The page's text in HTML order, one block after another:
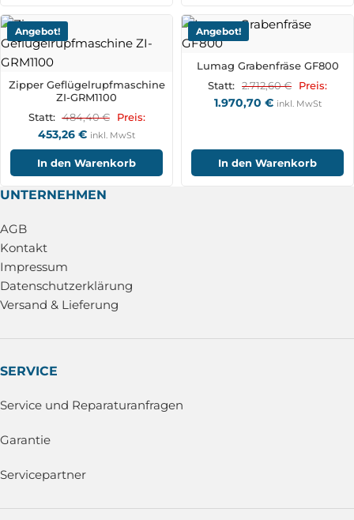
Angebot!
Zipper Geflügelrupfmaschine
ZI-GRM1100
Statt: 484,40€ Preis:
453,26 € inkl. MwSt
In den Warenkorb
Angebot!
Lumag Grabenfräse GF800
Statt: 2.712,60€ Preis:
1.970,70 € inkl. MwSt
In den Warenkorb
UNTERNEHMEN
AGB
Kontakt
Impressum
Datenschutzerklärung
Versand & Lieferung
SERVICE
Service und Reparaturanfragen
Garantie
Servicepartner